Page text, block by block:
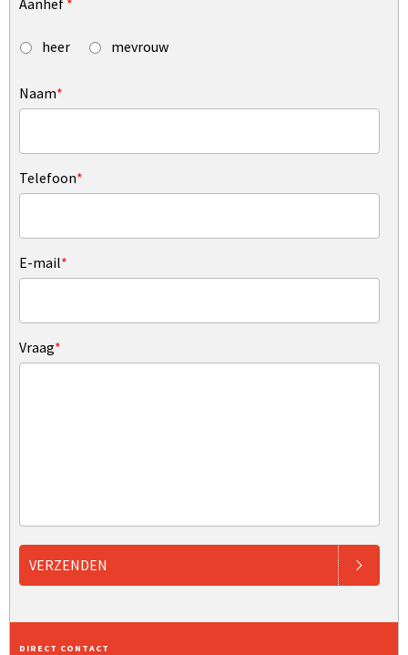
Aanhef *
heer mevrouw
Naam*
Telefoon*
E-mail*
Vraag*
VERZENDEN
DIRECT CONTACT